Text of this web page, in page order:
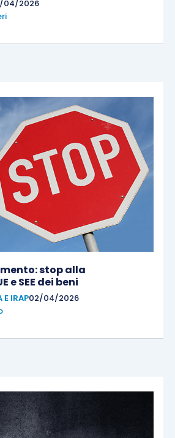
04/2026
stop alla
e SEE dei beni
E IRAP02/04/2026